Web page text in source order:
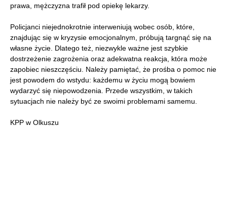
prawa, mężczyzna trafił pod opiekę lekarzy.
Policjanci niejednokrotnie interweniują wobec osób, które,
znajdując się w kryzysie emocjonalnym, próbują targnąć się na
własne życie. Dlatego też, niezwykle ważne jest szybkie
dostrzeżenie zagrożenia oraz adekwatna reakcja, która może
zapobiec nieszczęściu. Należy pamiętać, że prośba o pomoc nie
jest powodem do wstydu: każdemu w życiu mogą bowiem
wydarzyć się niepowodzenia. Przede wszystkim, w takich
sytuacjach nie należy być ze swoimi problemami samemu.
KPP w Olkuszu